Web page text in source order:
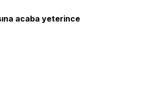
acaba yeterince